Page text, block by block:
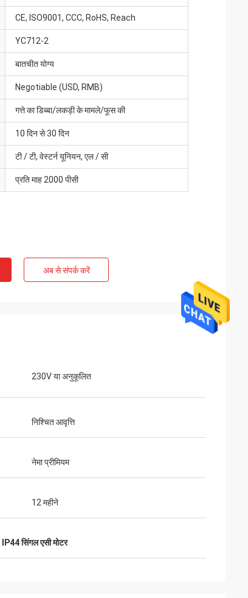
CE, ISO9001, CCC, RoHS, Reach
YC712-2
बातचीत योग्य
Negotiable (USD, RMB)
गत्ते का डिब्बा/लकड़ी के मामले/फूस की
10 दिन से 30 दिन
टी / टी, वेस्टर्न यूनियन, एल / सी
प्रति माह 2000 पीसी
अब से संपर्क करें
230V या अनुकूलित
निश्चित आवृत्ति
नेमा प्रीमियम
12 महीने
IP44 सिंगल एसी मोटर